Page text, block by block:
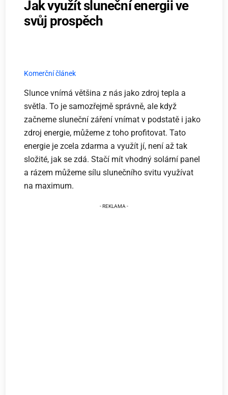
Jak využít sluneční energii ve
svůj prospěch
Komerční článek
Slunce vnímá většina z nás jako zdroj tepla a
světla. To je samozřejmě správně, ale když
začneme sluneční záření vnímat v podstatě i jako
zdroj energie, můžeme z toho profitovat. Tato
energie je zcela zdarma a využít jí, není až tak
složité, jak se zdá. Stačí mít vhodný solární panel
a rázem můžeme sílu slunečního svitu využívat
na maximum.